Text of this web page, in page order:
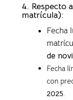
4. Respecto
matrícula):
Fecha
de
Fecha
con
2025.